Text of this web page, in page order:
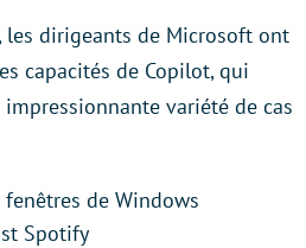
les dirigeants de Microsoft ont
capacités de Copilot, qui
variété de cas
de Windows
Spotify